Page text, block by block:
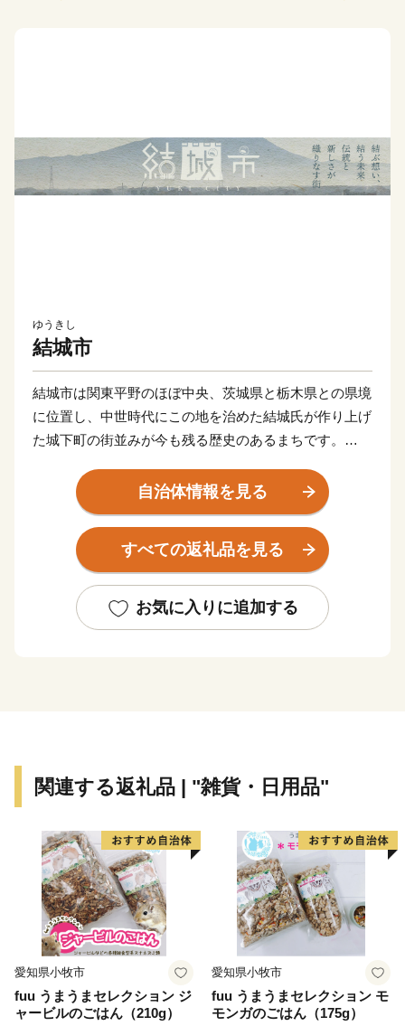
ゆうきし
結城市
結城市は関東平野のほぼ中央、茨城県と栃木県との県境
に位置し、中世時代にこの地を治めた結城氏が作り上げ
た城下町の街並みが今も残る歴史のあるまちです。
市域の南部は関東平野のなかでも比較的安定した農業地
域であり、米穀はもとより、首都圏の生鮮野菜供給地と
して，白菜・レタス・トマト・トウモロコシなどの露地
野菜等多くの農産物が生産されています。
日本最古の絹織物と言われる結城紬の産地としても知ら
れ、糸つむぎ・絣くくり・地機織りの3工程は昭和31年
自治体情報を見る
すべての返礼品を見る
お気に入りに追加する
関連する返礼品 | "雑貨・日用品"
愛知県小牧市
fuu うまうまセレクション ジ
ャービルのごはん（210g）
愛知県小牧市
fuu うまうまセレクション モ
モンガのごはん（175g）